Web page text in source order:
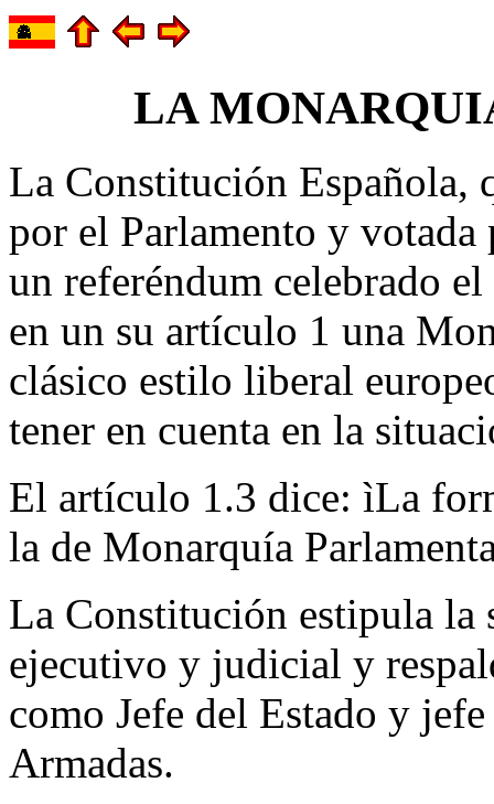
LA
La Constitución Española,
por el Parlamento y
un referéndum celebrado
en un su artículo 1 una
clásico estilo liberal
tener en cuenta en la
El artículo 1.3 dice: ìLa
la de Monarquía
La Constitución estipula la
ejecutivo y judicial y
como Jefe del Estado y
Armadas.